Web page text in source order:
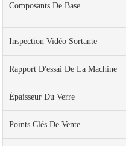
Composants De Base
Inspection Vidéo Sortante
Rapport D'essai De La Machine
Épaisseur Du Verre
Points Clés De Vente